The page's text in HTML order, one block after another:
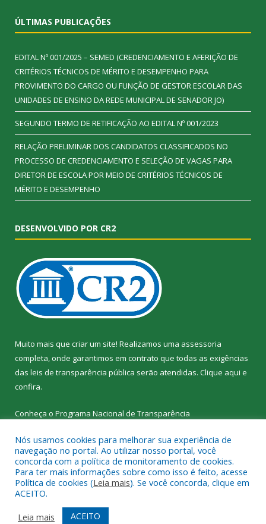
ÚLTIMAS PUBLICAÇÕES
EDITAL Nº 001/2025 – SEMED (CREDENCIAMENTO E AFERIÇÃO DE
CRITÉRIOS TÉCNICOS DE MÉRITO E DESEMPENHO PARA
PROVIMENTO DO CARGO OU FUNÇÃO DE GESTOR ESCOLAR DAS
UNIDADES DE ENSINO DA REDE MUNICIPAL DE SENADOR JO)
SEGUNDO TERMO DE RETIFICAÇÃO AO EDITAL Nº 001/2023
RELAÇÃO PRELIMINAR DOS CANDIDATOS CLASSIFICADOS NO
PROCESSO DE CREDENCIAMENTO E SELEÇÃO DE VAGAS PARA
DIRETOR DE ESCOLA POR MEIO DE CRITÉRIOS TÉCNICOS DE
MÉRITO E DESEMPENHO
DESENVOLVIDO POR CR2
Muito mais que criar um site! Realizamos uma assessoria
completa, onde garantimos em contrato que todas as exigências
das leis de transparência pública serão atendidas. Clique aqui e
confira.
Conheça o Programa Nacional de Transparência
Todos os direitos reservados a SEMED – Secretaria Municipal de
Educação de Senador José Porfírio.
Mapa do Site
Acessar Área Administrativa
Nós usamos cookies para melhorar sua experiência de
navegação no portal. Ao utilizar nosso portal, você
concorda com a política de monitoramento de cookies.
Para ter mais informações sobre como isso é feito, acesse
Política de cookies (Leia mais). Se você concorda, clique em
ACEITO.
Leia mais
ACEITO